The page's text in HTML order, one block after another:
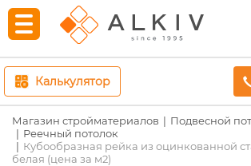
Калькулятор
Магазин стройматериалов
Подвесной
Реечный потолок
Кубообразная рейка из оцинкованной
белая (цена за м2)